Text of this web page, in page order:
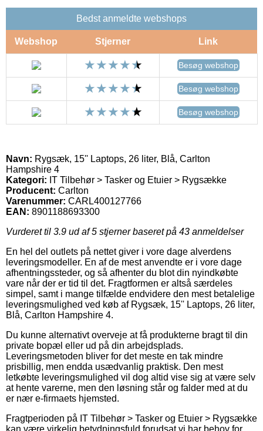
Bedst anmeldte webshops
Webshop Stjerner Link
Besøg webshop
Besøg webshop
Besøg webshop
Navn: Rygsæk, 15'' Laptops, 26 liter, Blå, Carlton
Hampshire 4
Kategori: IT Tilbehør > Tasker og Etuier > Rygsække
Producent: Carlton
Varenummer: CARL400127766
EAN: 8901188693300
Vurderet til 3.9 ud af 5 stjerner baseret på 43 anmeldelser
En hel del outlets på nettet giver i vore dage alverdens
leveringsmodeller. En af de mest anvendte er i vore dage
afhentningssteder, og så afhenter du blot din nyindkøbte
vare når der er tid til det. Fragtformen er altså særdeles
simpel, samt i mange tilfælde endvidere den mest betalelige
leveringsmulighed ved køb af Rygsæk, 15'' Laptops, 26 liter,
Blå, Carlton Hampshire 4.
Du kunne alternativt overveje at få produkterne bragt til din
private bopæl eller ud på din arbejdsplads.
Leveringsmetoden bliver for det meste en tak mindre
prisbillig, men endda usædvanlig praktisk. Den mest
letkøbte leveringsmulighed vil dog altid vise sig at være selv
at hente varerne, men den løsning står og falder med at du
er nær e-firmaets hjemsted.
Fragtperioden på IT Tilbehør > Tasker og Etuier > Rygsække
kan være virkelig betydningsfuld forudsat vi har behov for